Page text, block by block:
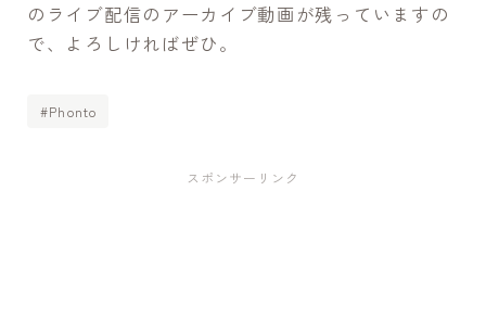
のライブ配信のアーカイブ動画が残っていますの
で、よろしければぜひ。
#Phonto
スポンサーリンク